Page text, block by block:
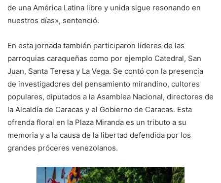
de una América Latina libre y unida sigue resonando en
nuestros días», sentenció.
En esta jornada también participaron líderes de las
parroquias caraqueñas como por ejemplo Catedral, San
Juan, Santa Teresa y La Vega. Se contó con la presencia
de investigadores del pensamiento mirandino, cultores
populares, diputados a la Asamblea Nacional, directores de
la Alcaldía de Caracas y el Gobierno de Caracas. Esta
ofrenda floral en la Plaza Miranda es un tributo a su
memoria y a la causa de la libertad defendida por los
grandes próceres venezolanos.